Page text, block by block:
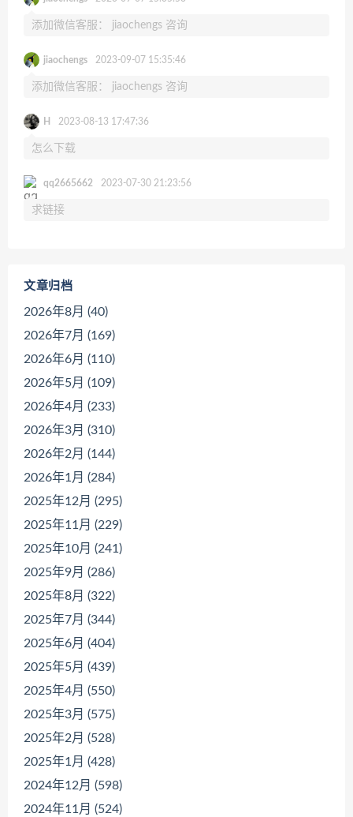
添加微信客服： jiaochengs 咨询
jiaochengs 2023-09-07 15:35:46
添加微信客服： jiaochengs 咨询
H 2023-08-13 17:47:36
怎么下载
qq2665662 2023-07-30 21:23:56
求链接
文章归档
2026年8月 (40)
2026年7月 (169)
2026年6月 (110)
2026年5月 (109)
2026年4月 (233)
2026年3月 (310)
2026年2月 (144)
2026年1月 (284)
2025年12月 (295)
2025年11月 (229)
2025年10月 (241)
2025年9月 (286)
2025年8月 (322)
2025年7月 (344)
2025年6月 (404)
2025年5月 (439)
2025年4月 (550)
2025年3月 (575)
2025年2月 (528)
2025年1月 (428)
2024年12月 (598)
2024年11月 (524)